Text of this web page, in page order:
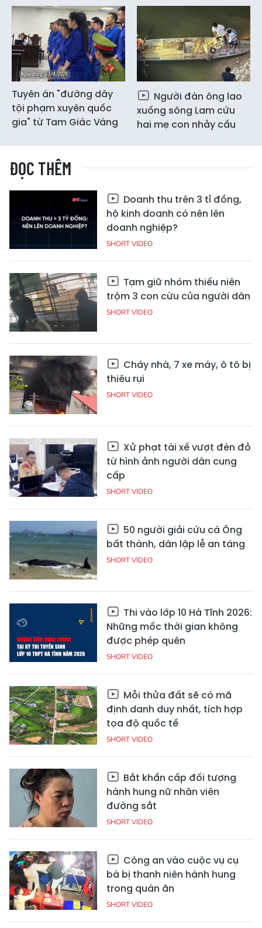
Tuyên án "đường dây
tội phạm xuyên quốc
gia" từ Tam Giác Vàng
Người đàn ông lao
xuống sông Lam cứu
hai mẹ con nhảy cầu
ĐỌC THÊM
Doanh thu trên 3 tỉ đồng,
hộ kinh doanh có nên lên
doanh nghiệp?
SHORT VIDEO
Tạm giữ nhóm thiếu niên
trộm 3 con cừu của người dân
SHORT VIDEO
Cháy nhà, 7 xe máy, ô tô bị
thiêu rụi
SHORT VIDEO
Xử phạt tài xế vượt đèn đỏ
từ hình ảnh người dân cung
cấp
SHORT VIDEO
50 người giải cứu cá Ông
bất thành, dân lập lễ an táng
SHORT VIDEO
Thi vào lớp 10 Hà Tĩnh 2026:
Những mốc thời gian không
được phép quên
SHORT VIDEO
Mỗi thửa đất sẽ có mã
định danh duy nhất, tích hợp
tọa độ quốc tế
SHORT VIDEO
Bắt khẩn cấp đối tượng
hành hung nữ nhân viên
đường sắt
SHORT VIDEO
Công an vào cuộc vụ cụ
bà bị thanh niên hành hung
trong quán ăn
SHORT VIDEO